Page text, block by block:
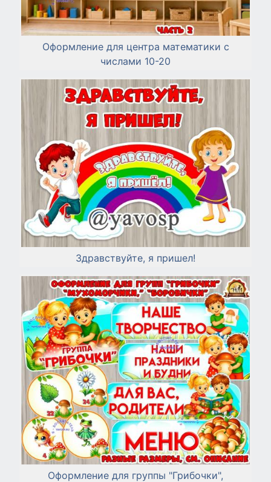
Оформление для центра математики с
числами 10-20
Здравствуйте, я пришел!
Оформление для группы "Грибочки",